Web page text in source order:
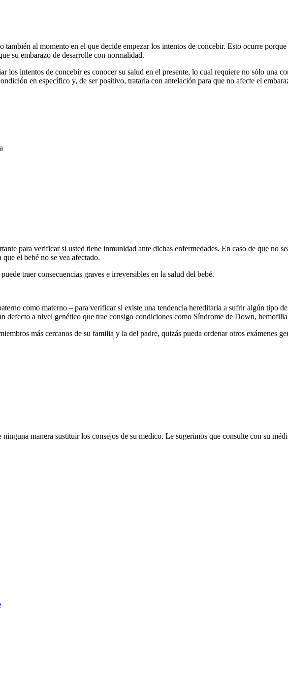
al momento en el que decide empezar los intentos de concebir. Esto ocurre
su embarazo de desarrolle con normalidad.
los intentos de concebir es conocer su salud en el presente, lo cual requiere no sólo una
en específico y, de ser positivo, tratarla con antelación para que no afecte el
para verificar si usted tiene inmunidad ante dichas enfermedades. En caso de que no
el bebé no se vea afectado.
traer consecuencias graves e irreversibles en la salud del bebé.
como materno – para verificar si existe una tendencia hereditaria a sufrir algún tipo
defecto a nivel genético que trae consigo condiciones como Síndrome de Down,
más cercanos de su familia y la del padre, quizás pueda ordenar otros exámenes
manera sustituir los consejos de su médico. Le sugerimos que consulte con su